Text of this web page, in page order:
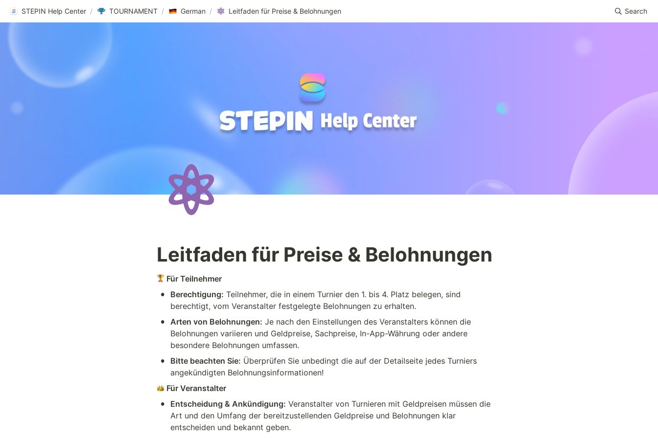
STEPIN Help Center / TOURNAMENT / German / Leitfaden für Preise & Belohnungen Search
Leitfaden für Preise & Belohnungen
Für Teilnehmer
• Berechtigung: Teilnehmer, die in einem Turnier den 1. bis 4. Platz belegen, sind
berechtigt, vom Veranstalter festgelegte Belohnungen zu erhalten.
• Arten von Belohnungen: Je nach den Einstellungen des Veranstalters können die
Belohnungen variieren und Geldpreise, Sachpreise, In-App-Währung oder andere
besondere Belohnungen umfassen.
• Bitte beachten Sie: Überprüfen Sie unbedingt die auf der Detailseite jedes Turniers
angekündigten Belohnungsinformationen!
Für Veranstalter
• Entscheidung & Ankündigung: Veranstalter von Turnieren mit Geldpreisen müssen die
Art und den Umfang der bereitzustellenden Geldpreise und Belohnungen klar
entscheiden und bekannt geben.